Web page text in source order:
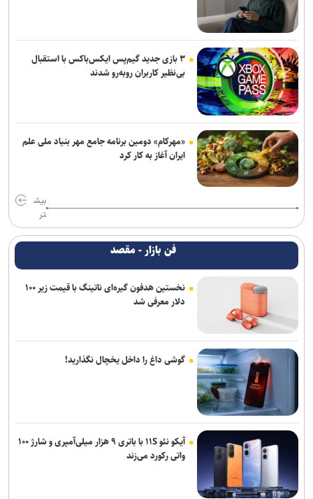
۳ بازی جدید گیم‌پس ایکس‌باکس با استقبال
بی‌نظیر کاربران روبه‌رو شدند
«مهرکام» دومین برنامه جامع مهر بنیاد ملی علم
ایران آغاز به کار کرد
بیش
تر
فن بازار - مقصد
نخستین هدفون گیره‌ای ناتینگ با قیمت زیر ۱۰۰
دلار معرفی شد
گوشی داغ را داخل یخچال نگذارید!
آیکو نئو ۱۱S با باتری ۹ هزار میلی‌آمپری و شارژ ۱۰۰
واتی رکورد می‌زند